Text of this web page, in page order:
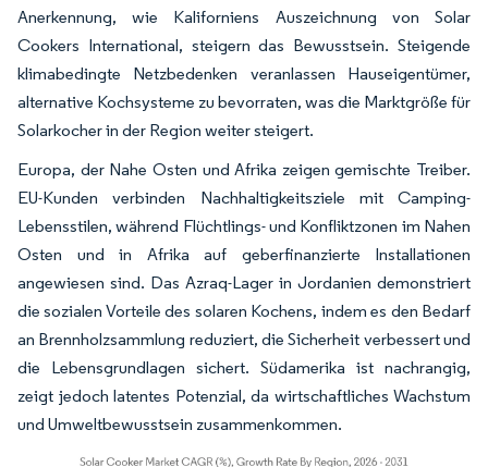
Anerkennung, wie Kaliforniens Auszeichnung von Solar
Cookers International, steigern das Bewusstsein. Steigende
klimabedingte Netzbedenken veranlassen Hauseigentümer,
alternative Kochsysteme zu bevorraten, was die Marktgröße für
Solarkocher in der Region weiter steigert.
Europa, der Nahe Osten und Afrika zeigen gemischte Treiber.
EU-Kunden verbinden Nachhaltigkeitsziele mit Camping-
Lebensstilen, während Flüchtlings- und Konfliktzonen im Nahen
Osten und in Afrika auf geberfinanzierte Installationen
angewiesen sind. Das Azraq-Lager in Jordanien demonstriert
die sozialen Vorteile des solaren Kochens, indem es den Bedarf
an Brennholzsammlung reduziert, die Sicherheit verbessert und
die Lebensgrundlagen sichert. Südamerika ist nachrangig,
zeigt jedoch latentes Potenzial, da wirtschaftliches Wachstum
und Umweltbewusstsein zusammenkommen.